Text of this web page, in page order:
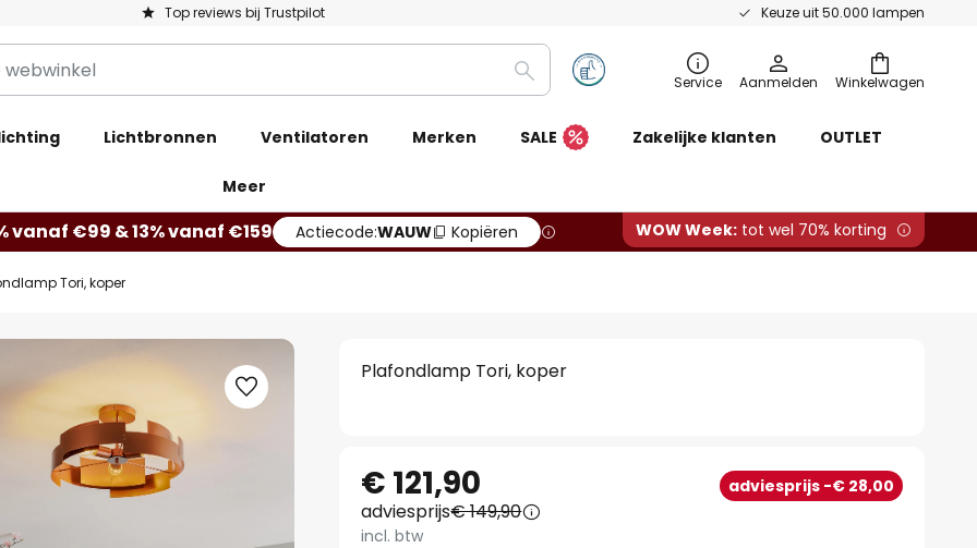
Top reviews bij Trustpilot Keuze uit 50.000 lampen
Winkelwagen
Zoeken Service Aanmelden
Lichtbronnen Ventilatoren Merken SALE Zakelijke klanten OUTLET
Meer
vanaf €99 & 13% vanaf €159 Actiecode:WAUW Kopiëren WOW Week: tot wel 70% korting
Tori, koper
Plafondlamp Tori, koper
€ 121,90 adviesprijs -€ 28,00
adviesprijs€ 149,90
incl. btw